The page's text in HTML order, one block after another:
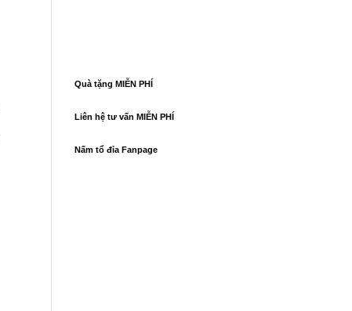
Quà tặng MIỄN PHÍ
Liên hệ tư vấn MIỄN PHÍ
Nấm tổ đỉa Fanpage